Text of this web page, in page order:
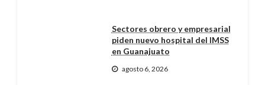
Sectores obrero y empresarial
piden nuevo hospital del IMSS
en Guanajuato
agosto 6, 2026